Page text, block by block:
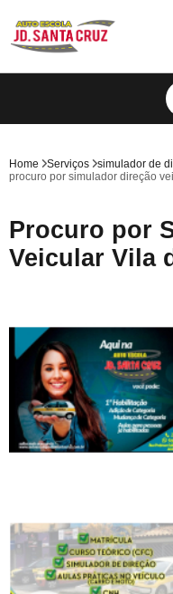
Home Serviços simulador de
procuro por simulador direção
Procuro por
Veicular Vila